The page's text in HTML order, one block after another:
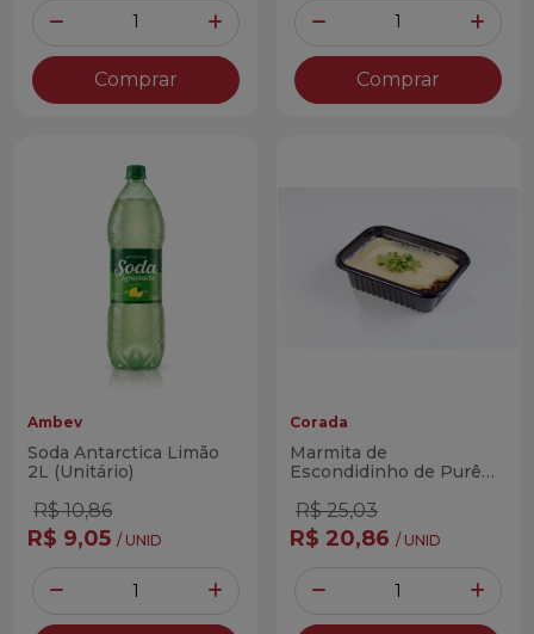
Diminuir Quantidade
Quantidade
Adicionar Quantidade
Comprar
Diminuir Quantidade
Quantidade
Comprar
Ambev
Soda Antarctica Limão
2L (Unitário)
R$ 10,86
R$ 9,05 / UNID
Diminuir Quantidade
Quantidade
Adicionar Quantidade
Corada
Marmita de
Escondidinho de Purê
Moída Corada 300g
R$ 25,03
R$ 20,86 / UNID
Diminuir Quantidade
Quantidade